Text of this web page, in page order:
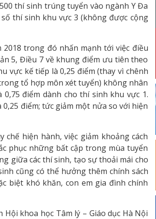
thí sinh trúng tuyển vào ngành Y Đa
thí sinh khu vực 3 (không được cộng
trong đó nhấn mạnh tới việc điều
5, Điều 7 về khung điểm ưu tiên theo
vực kế tiếp là 0,25 điểm (thay vì chênh
tổ hợp môn xét tuyển) không nhân
điểm dành cho thí sinh khu vực 1.
điểm; tức giảm một nửa so với hiện
hiện hành, việc giảm khoảng cách
phục những bất cập trong mùa tuyển
giữa các thí sinh, tạo sự thoải mái cho
cũng có thể hưởng thêm chính sách
biệt khó khăn, con em gia đình chính
khoa học Tâm lý – Giáo dục Hà Nội